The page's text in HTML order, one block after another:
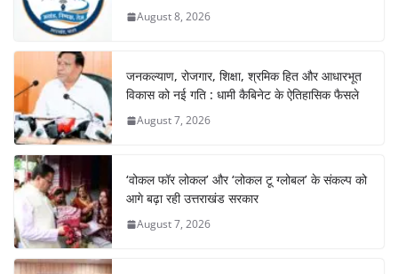
August 8, 2026
जनकल्याण, रोजगार, शिक्षा, श्रमिक हित और आधारभूत
विकास को नई गति : धामी कैबिनेट के ऐतिहासिक फैसले
August 7, 2026
‘वोकल फॉर लोकल’ और ‘लोकल टू ग्लोबल’ के संकल्प को
आगे बढ़ा रही उत्तराखंड सरकार
August 7, 2026